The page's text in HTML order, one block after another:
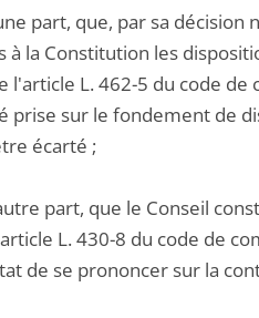
part, que, par sa décision
la Constitution les
l'article L. 462-5 du code
prise sur le fondement de
écarté ;
part, que le Conseil
L. 430-8 du code de
de se prononcer sur la